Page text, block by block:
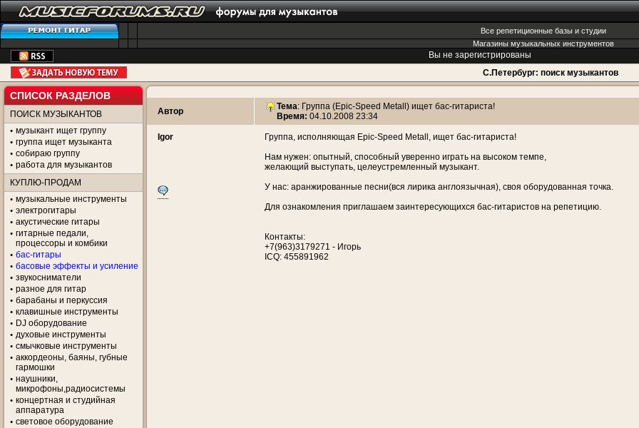
Все репетиционные базы и студии
Магазины музыкальных инструментов
Вы не зарегистрированы
С.Петербург: поиск музыкантов
СПИСОК РАЗДЕЛОВ
ПОИСК МУЗЫКАНТОВ
музыкант ищет группу
группа ищет музыканта
собираю группу
работа для музыкантов
КУПЛЮ-ПРОДАМ
музыкальные инструменты
электрогитары
акустические гитары
гитарные педали,
процессоры и комбики
бас-гитары
басовые эффекты и усиление
звукосниматели
разное для гитар
барабаны и перкуссия
клавишные инструменты
DJ оборудование
духовые инструменты
смычковые инструменты
аккордеоны, баяны, губные
гармошки
наушники,
микрофоны,радиосистемы
концертная и студийная
аппаратура
световое оборудование
Автор Тема: Группа (Epic-Speed Metall) ищет бас-гитариста!
Время: 04.10.2008 23:34
Igor
Группа, исполняющая Epic-Speed Metall, ищет бас-гитариста!
Нам нужен: опытный, способный уверенно играть на высоком темпе,
желающий выступать, целеустремленный музыкант.
У нас: аранжированные песни(вся лирика англоязычная), своя оборудованная точка.
Для ознакомления приглашаем заинтересующихся бас-гитаристов на репетицию.
Контакты:
+7(963)3179271 - Игорь
ICQ: 455891962